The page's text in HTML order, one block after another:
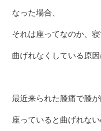
なった場合、
それは座ってなのか、寝
曲げれなくしている原因
最近来られた膝痛で膝が
座っていると曲げれない